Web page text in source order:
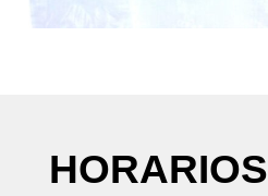
HORARIOS